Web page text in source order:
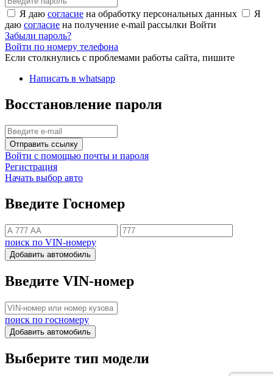
Я даю согласие на обработку персональных данных
Я
даю согласие на получение e-mail рассылки Войти
Забыли пароль?
Войти по номеру телефона
Если столкнулись с проблемами работы сайта, пишите
Написать в whatsapp
Восстановление пароля
Отправить ссылку
Войти с помощью почты и пароля
Регистрация
Начать выбор авто
Введите Госномер
поиск по VIN-номеру
Добавить автомобиль
Введите VIN-номер
поиск по госномеру
Добавить автомобиль
Выберите тип модели